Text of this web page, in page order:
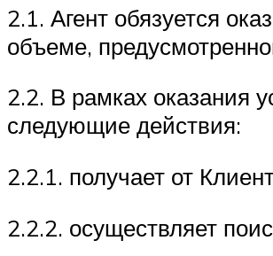
2.1. Агент обязуется
объеме,
2.2. В рамках оказания
следующие действия:
2.2.1. получает от
2.2.2. осуществляет